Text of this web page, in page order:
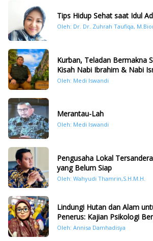
Tips Hidup Sehat saat Idul
Oleh: Dr. Dr. Zuhrah Taufiqa,
Kurban, Teladan Bermakna
Kisah Nabi Ibrahim & Nabi
Oleh: Medi Iswandi
Merantau-Lah
Oleh: Medi Iswandi
Pengusaha Lokal
yang Belum Siap
Oleh: Wahyudi Thamrin,S.H.M.H.
Lindungi Hutan dan Alam
Penerus: Kajian Psikologi
Hidrometeorologi di
Oleh: Annisa Damhadisya